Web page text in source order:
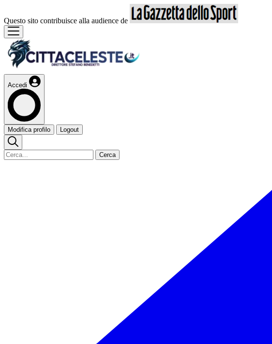
Questo sito contribuisce alla audience de
Accedi
Modifica profilo Logout
Cerca